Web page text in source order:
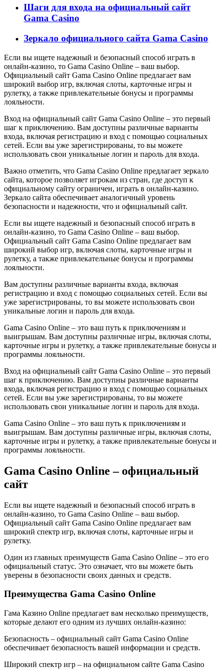
Шаги для входа на официальный сайт
Gama Casino
Зеркало официального сайта Gama Casino
Если вы ищете надежный и безопасный способ играть в
онлайн-казино, то Gama Casino Online – ваш выбор.
Официальный сайт Gama Casino Online предлагает вам
широкий выбор игр, включая слоты, карточные игры и
рулетку, а также привлекательные бонусы и программы
лояльности.
Вход на официальный сайт Gama Casino Online – это первый
шаг к приключению. Вам доступны различные варианты
входа, включая регистрацию и вход с помощью социальных
сетей. Если вы уже зарегистрированы, то вы можете
использовать свои уникальные логин и пароль для входа.
Важно отметить, что Gama Casino Online предлагает зеркало
сайта, которое позволяет игрокам из стран, где доступ к
официальному сайту ограничен, играть в онлайн-казино.
Зеркало сайта обеспечивает аналогичный уровень
безопасности и надежности, что и официальный сайт.
Если вы ищете надежный и безопасный способ играть в
онлайн-казино, то Gama Casino Online – ваш выбор.
Официальный сайт Gama Casino Online предлагает вам
широкий выбор игр, включая слоты, карточные игры и
рулетку, а также привлекательные бонусы и программы
лояльности.
Вам доступны различные варианты входа, включая
регистрацию и вход с помощью социальных сетей. Если вы
уже зарегистрированы, то вы можете использовать свои
уникальные логин и пароль для входа.
Gama Casino Online – это ваш путь к приключениям и
выигрышам. Вам доступны различные игры, включая слоты,
карточные игры и рулетку, а также привлекательные бонусы и
программы лояльности.
Вход на официальный сайт Gama Casino Online – это первый
шаг к приключению. Вам доступны различные варианты
входа, включая регистрацию и вход с помощью социальных
сетей. Если вы уже зарегистрированы, то вы можете
использовать свои уникальные логин и пароль для входа.
Gama Casino Online – это ваш путь к приключениям и
выигрышам. Вам доступны различные игры, включая слоты,
карточные игры и рулетку, а также привлекательные бонусы и
программы лояльности.
Gama Casino Online – официальный
сайт
Если вы ищете надежный и безопасный способ играть в
онлайн-казино, то Gama Casino Online – ваш выбор.
Официальный сайт Gama Casino Online предлагает вам
широкий спектр игр, включая слоты, карточные игры и
рулетку.
Один из главных преимуществ Gama Casino Online – это его
официальный статус. Это означает, что вы можете быть
уверены в безопасности своих данных и средств.
Преимущества Gama Casino Online
Гама Казино Online предлагает вам несколько преимуществ,
которые делают его одним из лучших онлайн-казино:
Безопасность – официальный сайт Gama Casino Online
обеспечивает безопасность вашей информации и средств.
Широкий спектр игр – на официальном сайте Gama Casino